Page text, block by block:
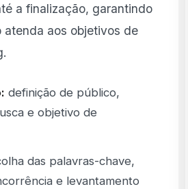
a finalização, garantindo
aos objetivos de
definição de público,
e objetivo de
das palavras-chave,
e levantamento